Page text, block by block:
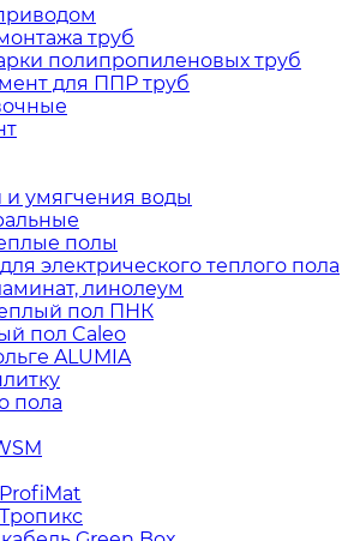
труб
полипропиленовых труб
для ППР труб
и умягчения воды
полы
электрического теплого пола
линолеум
пол ПНК
пол Caleo
ALUMIA
пола